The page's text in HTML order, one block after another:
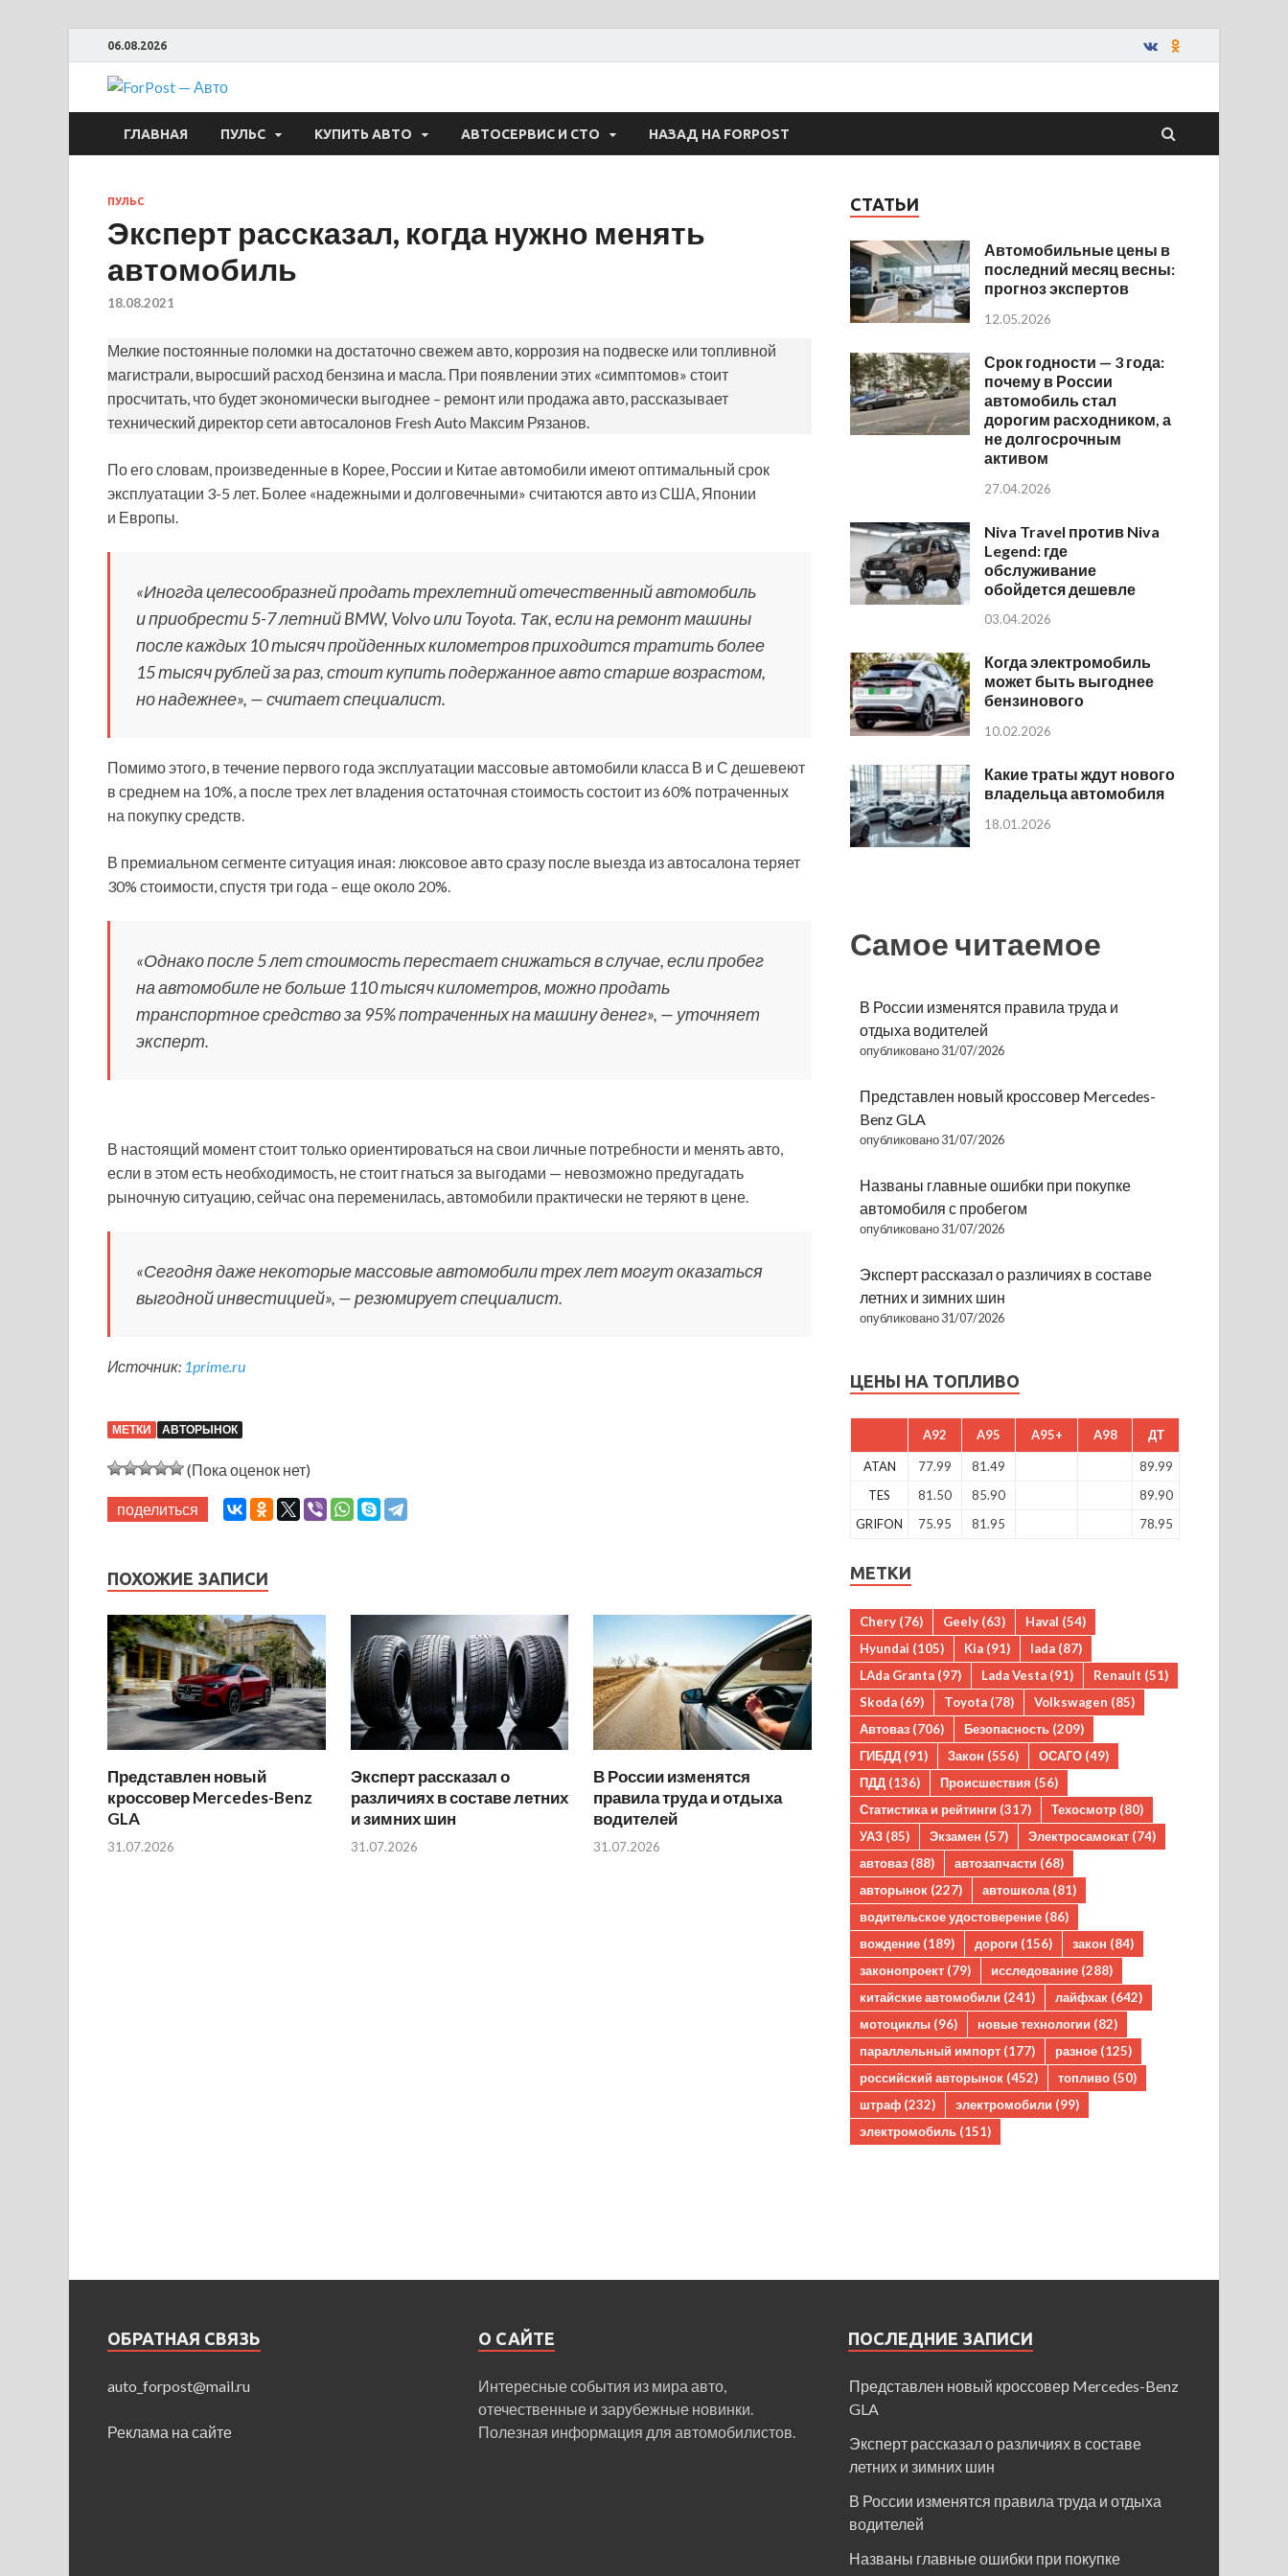
06.08.2026
ForPost — Авто
ГЛАВНАЯ ПУЛЬС КУПИТЬ АВТО АВТОСЕРВИС И СТО НАЗАД НА FORPOST
ПУЛЬС
Эксперт рассказал, когда нужно менять
автомобиль
18.08.2021
Мелкие постоянные поломки на достаточно свежем авто, коррозия на подвеске или топливной
магистрали, выросший расход бензина и масла. При появлении этих «симптомов» стоит
просчитать, что будет экономически выгоднее – ремонт или продажа авто, рассказывает
технический директор сети автосалонов Fresh Auto Максим Рязанов.
По его словам, произведенные в Корее, России и Китае автомобили имеют оптимальный срок
эксплуатации 3-5 лет. Более «надежными и долговечными» считаются авто из США, Японии
и Европы.
«Иногда целесообразней продать трехлетний отечественный автомобиль
и приобрести 5-7 летний BMW, Volvo или Toyota. Так, если на ремонт машины
после каждых 10 тысяч пройденных километров приходится тратить более
15 тысяч рублей за раз, стоит купить подержанное авто старше возрастом,
но надежнее», — считает специалист.
Помимо этого, в течение первого года эксплуатации массовые автомобили класса В и С дешевеют
в среднем на 10%, а после трех лет владения остаточная стоимость состоит из 60% потраченных
на покупку средств.
В премиальном сегменте ситуация иная: люксовое авто сразу после выезда из автосалона теряет
30% стоимости, спустя три года – еще около 20%.
«Однако после 5 лет стоимость перестает снижаться в случае, если пробег
на автомобиле не больше 110 тысяч километров, можно продать
транспортное средство за 95% потраченных на машину денег», — уточняет
эксперт.
В настоящий момент стоит только ориентироваться на свои личные потребности и менять авто,
если в этом есть необходимость, не стоит гнаться за выгодами — невозможно предугадать
рыночную ситуацию, сейчас она переменилась, автомобили практически не теряют в цене.
«Сегодня даже некоторые массовые автомобили трех лет могут оказаться
выгодной инвестицией», — резюмирует специалист.
Источник: 1prime.ru
МЕТКИ АВТОРЫНОК
(Пока оценок нет)
поделиться
ПОХОЖИЕ ЗАПИСИ
Представлен новый
кроссовер Mercedes-Benz
GLA
31.07.2026
Эксперт рассказал о
различиях в составе летних
и зимних шин
31.07.2026
В России изменятся
правила труда и отдыха
водителей
31.07.2026
СТАТЬИ
Автомобильные цены в
последний месяц весны:
прогноз экспертов
12.05.2026
Срок годности — 3 года:
почему в России
автомобиль стал
дорогим расходником, а
не долгосрочным
активом
27.04.2026
Niva Travel против Niva
Legend: где
обслуживание
обойдется дешевле
03.04.2026
Когда электромобиль
может быть выгоднее
бензинового
10.02.2026
Какие траты ждут нового
владельца автомобиля
18.01.2026
Самое читаемое
В России изменятся правила труда и
отдыха водителей
опубликовано 31/07/2026
Представлен новый кроссовер Mercedes-
Benz GLA
опубликовано 31/07/2026
Названы главные ошибки при покупке
автомобиля с пробегом
опубликовано 31/07/2026
Эксперт рассказал о различиях в составе
летних и зимних шин
опубликовано 31/07/2026
ЦЕНЫ НА ТОПЛИВО
A92 A95 A95+ A98 ДТ
ATAN 77.99 81.49
89.99
TES
81.50 85.90
89.90
GRIFON
75.95 81.95 78.95
МЕТКИ
Chery (76) Geely (63) Haval (54)
Hyundai (105) Kia (91) lada (87)
LAda Granta (97) Lada Vesta (91) Renault (51)
Skoda (69) Toyota (78) Volkswagen (85)
Автоваз (706) Безопасность (209)
ГИБДД (91) Закон (556) ОСАГО (49)
ПДД (136) Происшествия (56)
Статистика и рейтинги (317) Техосмотр (80)
УАЗ (85) Экзамен (57) Электросамокат (74)
автоваз (88) автозапчасти (68)
авторынок (227) автошкола (81)
водительское удостоверение (86)
вождение (189) дороги (156) закон (84)
законопроект (79) исследование (288)
китайские автомобили (241) лайфхак (642)
мотоциклы (96) новые технологии (82)
параллельный импорт (177) разное (125)
российский авторынок (452) топливо (50)
штраф (232) электромобили (99)
электромобиль (151)
ОБРАТНАЯ СВЯЗЬ
auto_forpost@mail.ru
Реклама на сайте
О САЙТЕ
Интересные события из мира авто,
отечественные и зарубежные новинки.
Полезная информация для автомобилистов.
ПОСЛЕДНИЕ ЗАПИСИ
Представлен новый кроссовер Mercedes-Benz
GLA
Эксперт рассказал о различиях в составе
летних и зимних шин
В России изменятся правила труда и отдыха
водителей
Названы главные ошибки при покупке